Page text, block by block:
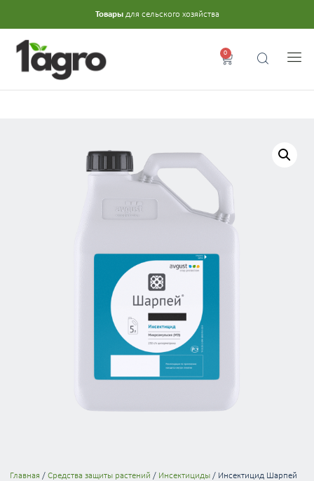
Товары для сельского хозяйства
0
Главная / Средства защиты растений / Инсектициды / Инсектицид Шарпей